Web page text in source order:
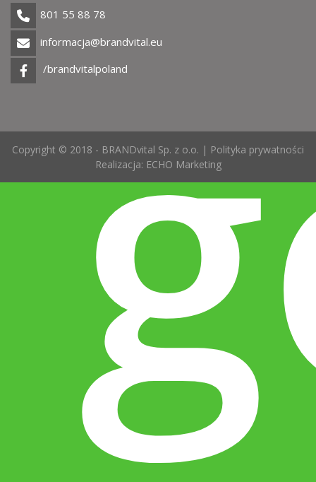
801 55 88 78
informacja@brandvital.eu
/brandvitalpoland
Copyright © 2018 - BRANDvital Sp. z o.o. | Polityka prywatności
Realizacja: ECHO Marketing